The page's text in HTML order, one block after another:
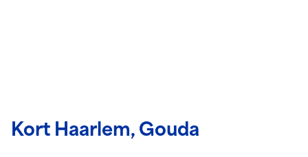
Kort Haarlem, Gouda